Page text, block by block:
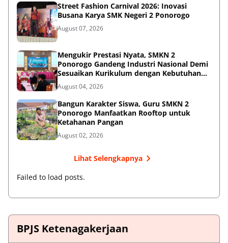
Street Fashion Carnival 2026: Inovasi
Busana Karya SMK Negeri 2 Ponorogo
August 07, 2026
Mengukir Prestasi Nyata, SMKN 2
Ponorogo Gandeng Industri Nasional Demi
Sesuaikan Kurikulum dengan Kebutuhan
Dunia Kerja
August 04, 2026
Bangun Karakter Siswa, Guru SMKN 2
Ponorogo Manfaatkan Rooftop untuk
Ketahanan Pangan
August 02, 2026
Lihat Selengkapnya
Failed to load posts.
BPJS Ketenagakerjaan